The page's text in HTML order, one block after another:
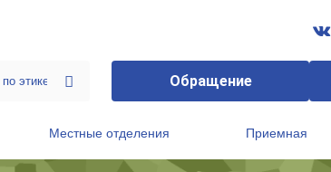
Обращение
Местные отделения Приемная